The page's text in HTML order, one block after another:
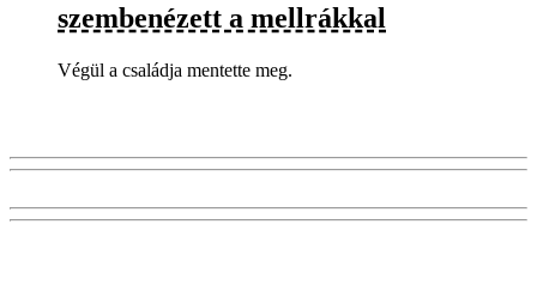
szembenézett a mellrákkal
Végül a családja mentette meg.